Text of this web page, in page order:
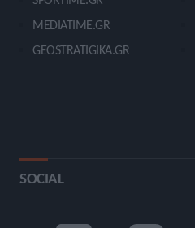
MEDIATIME.GR
GEOSTRATIGIKA.GR
SOCIAL